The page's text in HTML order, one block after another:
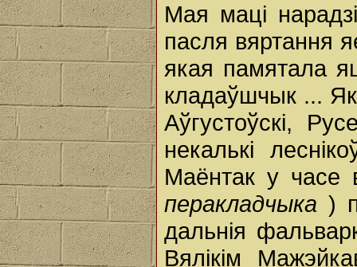
Мая маці
пасля вяртання
якая памятала
кладаўшчык ...
Аўгустоўскі,
некалькі
Маёнтак у
перакладчыка )
дальнія
Вялікім